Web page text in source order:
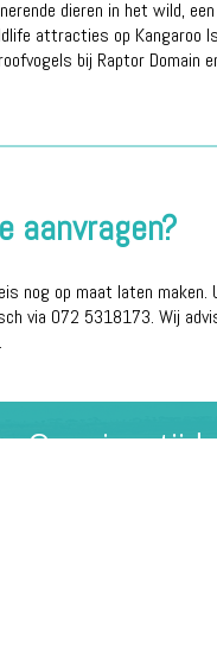
dieren in het wild,
attracties op Kangaroo
bij Raptor Domain
aanvragen?
nog op maat laten
via 072 5318173. Wij